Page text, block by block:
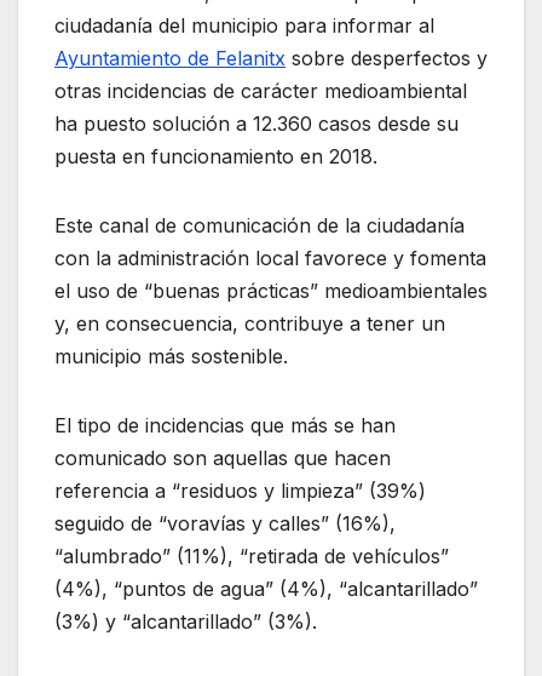
ciudadanía del municipio para informar al
Ayuntamiento de Felanitx sobre desperfectos y
otras incidencias de carácter medioambiental
ha puesto solución a 12.360 casos desde su
puesta en funcionamiento en 2018.
Este canal de comunicación de la ciudadanía
con la administración local favorece y fomenta
el uso de “buenas prácticas” medioambientales
y, en consecuencia, contribuye a tener un
municipio más sostenible.
El tipo de incidencias que más se han
comunicado son aquellas que hacen
referencia a “residuos y limpieza” (39%)
seguido de “voravías y calles” (16%),
“alumbrado” (11%), “retirada de vehículos”
(4%), “puntos de agua” (4%), “alcantarillado”
(3%) y “alcantarillado” (3%).